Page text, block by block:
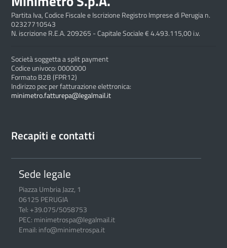
Partita Iva, Codice Fiscale e Iscrizione Registro Imprese di Perugia n.
02327710543
N. iscrizione R.E.A. 209265 - Capitale Sociale € 4.493.115,00 i.v.
Società soggetta a split payment
Codice univoco: 0000000
Formato B2B (FPR12)
Indirizzo pec per fatturazione elettronica:
minimetro.fatturepa@legalmail.it
Recapiti e contatti
Sede legale
Piazza Umbria Jazz, 1
06125 PERUGIA
Tel: +39.075/5058753
PEC: minimetrospa@legalmail.it
Email: info@minimetrospa.it